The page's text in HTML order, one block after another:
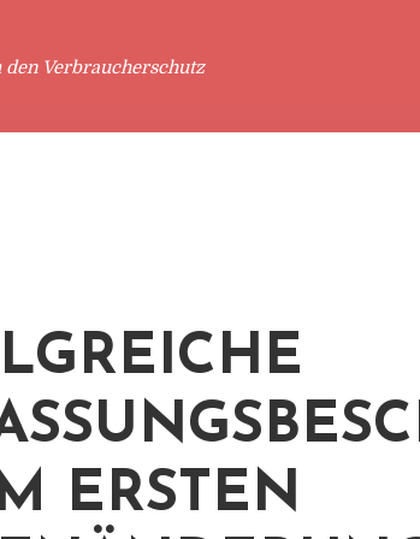
Verbraucherschutz
ERSTEN